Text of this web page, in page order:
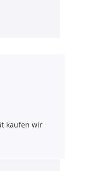
kaufen wir